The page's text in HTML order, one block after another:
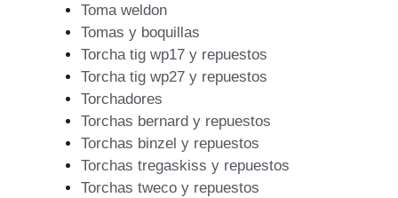
Toma weldon
Tomas y boquillas
Torcha tig wp17 y repuestos
Torcha tig wp27 y repuestos
Torchadores
Torchas bernard y repuestos
Torchas binzel y repuestos
Torchas tregaskiss y repuestos
Torchas tweco y repuestos